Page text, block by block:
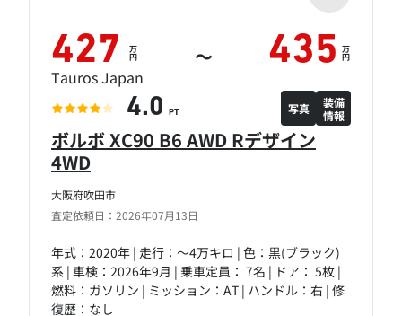
大阪府吹田市
査定依頼日：2026年07月13日
ボルボ XC90 B6 AWD Rデザイン
4WD
年式：2020年 | 走行：～4万キロ | 色：黒(ブラック)
系 | 車検：2026年9月 | 乗車定員： 7名 | ドア： 5枚 |
燃料：ガソリン | ミッション：AT | ハンドル：右 | 修
復歴：なし
427 万
円 ～ 435 万
円
Tauros Japan
4.0 PT 写真
装備
情報